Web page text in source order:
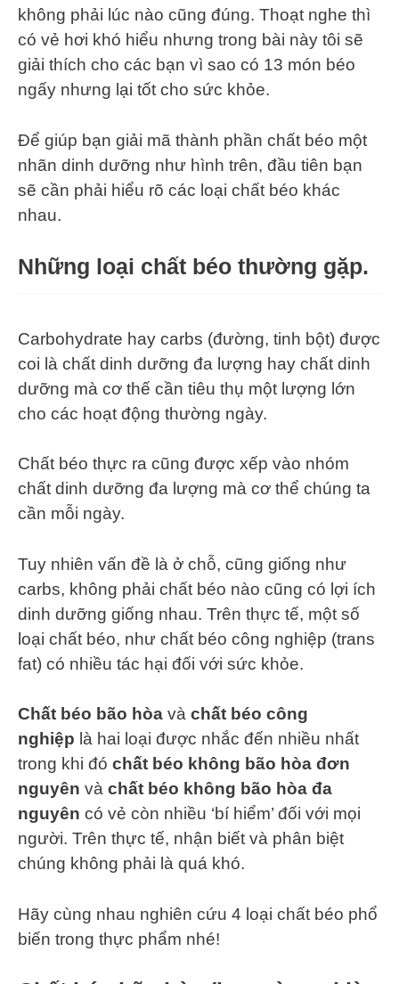
không phải lúc nào cũng đúng. Thoạt nghe thì
có vẻ hơi khó hiểu nhưng trong bài này tôi sẽ
giải thích cho các bạn vì sao có 13 món béo
ngấy nhưng lại tốt cho sức khỏe.
Để giúp bạn giải mã thành phần chất béo một
nhãn dinh dưỡng như hình trên, đầu tiên bạn
sẽ cần phải hiểu rõ các loại chất béo khác
nhau.
Những loại chất béo thường gặp.
Carbohydrate hay carbs (đường, tinh bột) được
coi là chất dinh dưỡng đa lượng hay chất dinh
dưỡng mà cơ thế cần tiêu thụ một lượng lớn
cho các hoạt động thường ngày.
Chất béo thực ra cũng được xếp vào nhóm
chất dinh dưỡng đa lượng mà cơ thể chúng ta
cần mỗi ngày.
Tuy nhiên vấn đề là ở chỗ, cũng giống như
carbs, không phải chất béo nào cũng có lợi ích
dinh dưỡng giống nhau. Trên thực tế, một số
loại chất béo, như chất béo công nghiệp (trans
fat) có nhiều tác hại đối với sức khỏe.
Chất béo bão hòa và chất béo công
nghiệp là hai loại được nhắc đến nhiều nhất
trong khi đó chất béo không bão hòa đơn
nguyên và chất béo không bão hòa đa
nguyên có vẻ còn nhiều ‘bí hiểm’ đối với mọi
người. Trên thực tế, nhận biết và phân biệt
chúng không phải là quá khó.
Hãy cùng nhau nghiên cứu 4 loại chất béo phổ
biến trong thực phẩm nhé!